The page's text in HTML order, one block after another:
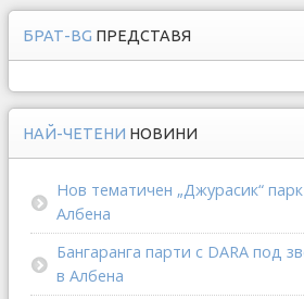
БРАТ-BG ПРЕДСТАВЯ
НАЙ-ЧЕТЕНИ НОВИНИ
Нов тематичен „Джурасик“
Албена
Бангаранга парти с DARA под
в Албена